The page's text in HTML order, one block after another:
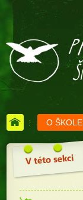
O ŠKOLE